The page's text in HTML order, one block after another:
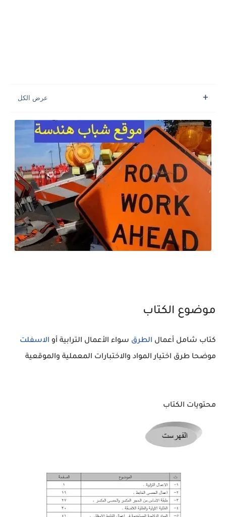
موضوع الكتاب
كتاب شامل أعمال الطرق سواء الأعمال الترابية أو الاسفلت
موضحا طرق اختيار المواد والاختبارات المعملية والموقعية
محتويات الكتاب